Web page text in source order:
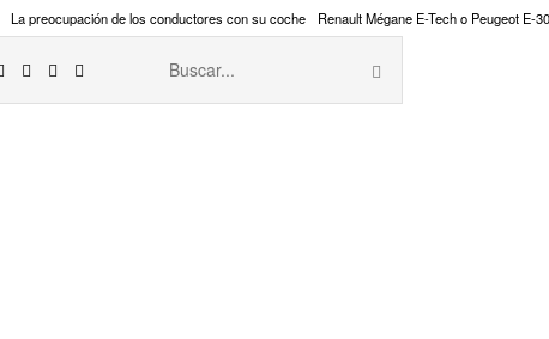
La preocupación de los conductores con su coche Renault Mégane E-Tech o Peugeot E-